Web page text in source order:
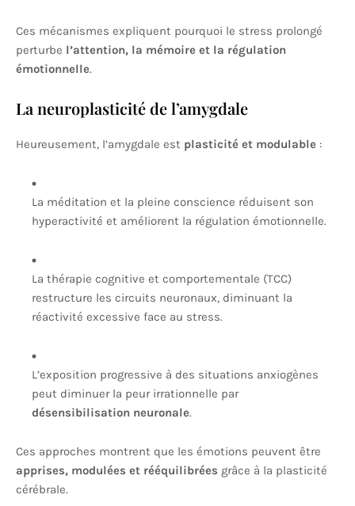
Ces mécanismes expliquent pourquoi le stress prolongé
perturbe l’attention, la mémoire et la régulation
émotionnelle.
La neuroplasticité de l’amygdale
Heureusement, l’amygdale est plasticité et modulable :
La méditation et la pleine conscience réduisent son
hyperactivité et améliorent la régulation émotionnelle.
La thérapie cognitive et comportementale (TCC)
restructure les circuits neuronaux, diminuant la
réactivité excessive face au stress.
L’exposition progressive à des situations anxiogènes
peut diminuer la peur irrationnelle par
désensibilisation neuronale.
Ces approches montrent que les émotions peuvent être
apprises, modulées et rééquilibrées grâce à la plasticité
cérébrale.